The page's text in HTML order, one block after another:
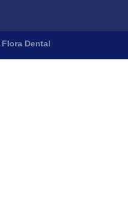
Flora Dental